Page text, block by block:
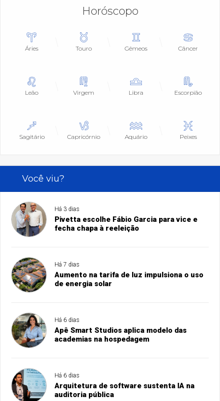
Horóscopo
Áries Touro Gêmeos Câncer
Leão Virgem Libra Escorpião
Sagitário Capricórnio Aquário Peixes
Você viu?
Há 3 dias
Pivetta escolhe Fábio Garcia para vice e
fecha chapa à reeleição
Há 7 dias
Aumento na tarifa de luz impulsiona o uso
de energia solar
Há 6 dias
Apê Smart Studios aplica modelo das
academias na hospedagem
Há 6 dias
Arquitetura de software sustenta IA na
auditoria pública